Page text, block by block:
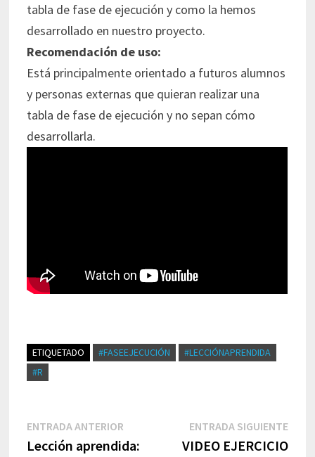
tabla de fase de ejecución y como la hemos
desarrollado en nuestro proyecto.
Recomendación de uso:
Está principalmente orientado a futuros alumnos
y personas externas que quieran realizar una
tabla de fase de ejecución y no sepan cómo
desarrollarla.
ETIQUETADO #FASEEJECUCIÓN
#LECCIÓNAPRENDIDA
#R
Navegación
entradas
ENTRADA ANTERIOR
anterior:
Lección aprendida:
ENTRADA SIGUIENTE
VIDEO EJERCICIO